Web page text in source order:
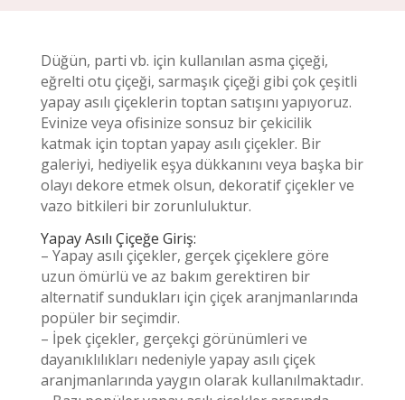
Düğün, parti vb. için kullanılan asma çiçeği,
eğrelti otu çiçeği, sarmaşık çiçeği gibi çok çeşitli
yapay asılı çiçeklerin toptan satışını yapıyoruz.
Evinize veya ofisinize sonsuz bir çekicilik
katmak için toptan yapay asılı çiçekler. Bir
galeriyi, hediyelik eşya dükkanını veya başka bir
olayı dekore etmek olsun, dekoratif çiçekler ve
vazo bitkileri bir zorunluluktur.
Yapay Asılı Çiçeğe Giriş:
– Yapay asılı çiçekler, gerçek çiçeklere göre
uzun ömürlü ve az bakım gerektiren bir
alternatif sundukları için çiçek aranjmanlarında
popüler bir seçimdir.
– İpek çiçekler, gerçekçi görünümleri ve
dayanıklılıkları nedeniyle yapay asılı çiçek
aranjmanlarında yaygın olarak kullanılmaktadır.